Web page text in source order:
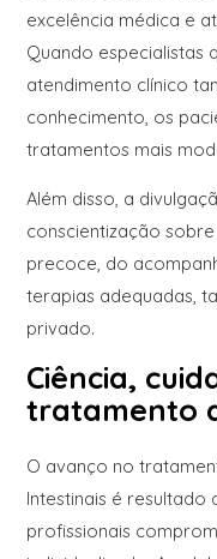
excelência médica e
Quando especialistas
atendimento clínico
conhecimento, os
tratamentos mais
Além disso, a
conscientização
precoce, do
terapias adequadas,
privado.
Ciência,
tratamento
O avanço no
Intestinais é resultado
profissionais